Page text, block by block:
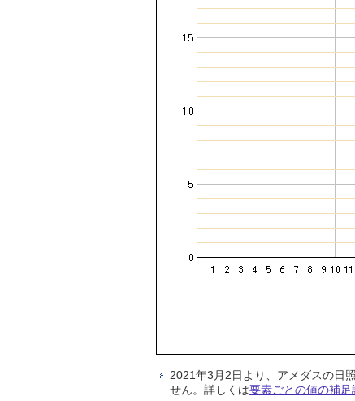
2021年3月2日より、アメダスの日
せん。詳しくは要素ごとの値の補足